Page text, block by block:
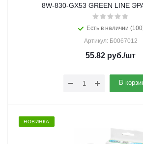
8W-830-GX53 GREEN LINE
Есть в наличии
Артикул: Б0067012
55.82 руб./шт
В
НОВИНКА